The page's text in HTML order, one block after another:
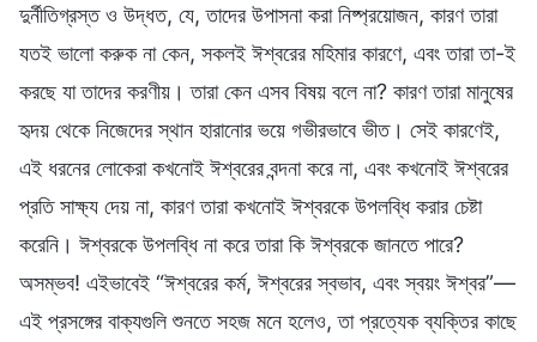
দুর্নীতিগ্রস্ত ও উদ্ধত, যে, তাদের উপাসনা করা নিষ্প্রয়োজন, কারণ তারা
যতই ভালো করুক না কেন, সকলই ঈশ্বরের মহিমার কারণে, এবং তারা তা-ই
করছে যা তাদের করণীয়। তারা কেন এসব বিষয় বলে না? কারণ তারা মানুষের
হৃদয় থেকে নিজেদের স্থান হারানোর ভয়ে গভীরভাবে ভীত। সেই কারণেই,
এই ধরনের লোকেরা কখনোই ঈশ্বরের বন্দনা করে না, এবং কখনোই ঈশ্বরের
প্রতি সাক্ষ্য দেয় না, কারণ তারা কখনোই ঈশ্বরকে উপলব্ধি করার চেষ্টা
করেনি। ঈশ্বরকে উপলব্ধি না করে তারা কি ঈশ্বরকে জানতে পারে?
অসম্ভব! এইভাবেই “ঈশ্বরের কর্ম, ঈশ্বরের স্বভাব, এবং স্বয়ং ঈশ্বর”—
এই প্রসঙ্গের বাক্যগুলি শুনতে সহজ মনে হলেও, তা প্রত্যেক ব্যক্তির কাছে